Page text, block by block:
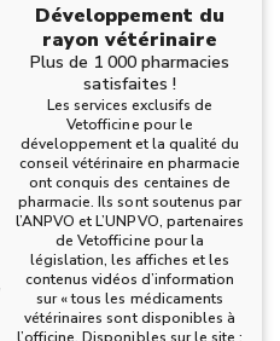
Développement du
rayon vétérinaire
Plus de 1 000 pharmacies
satisfaites !
Les services exclusifs de
Vetofficine pour le
développement et la qualité du
conseil vétérinaire en pharmacie
ont conquis des centaines de
pharmacie. Ils sont soutenus par
l’ANPVO et L’UNPVO, partenaires
de Vetofficine pour la
législation, les affiches et les
contenus vidéos d’information
sur « tous les médicaments
vétérinaires sont disponibles à
l’officine. Disponibles sur le site :